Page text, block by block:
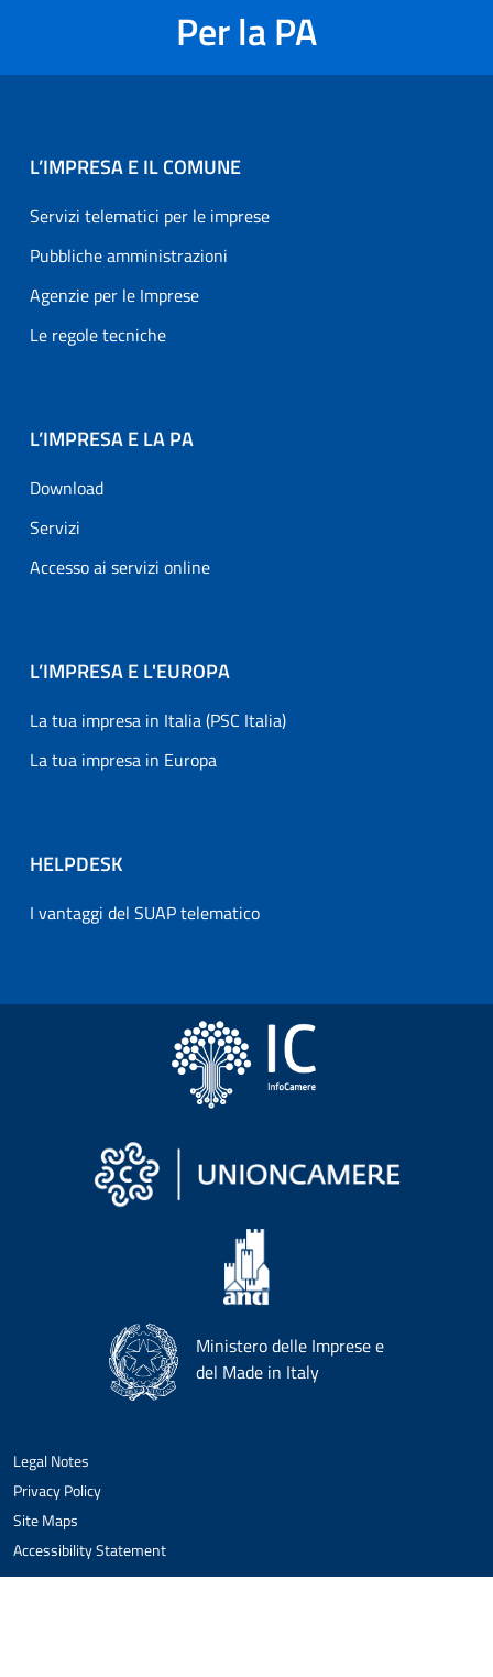
Per la PA
L’IMPRESA E IL COMUNE
Servizi telematici per le imprese
Pubbliche amministrazioni
Agenzie per le Imprese
Le regole tecniche
L’IMPRESA E LA PA
Download
Servizi
Accesso ai servizi online
L’IMPRESA E L'EUROPA
La tua impresa in Italia (PSC Italia)
La tua impresa in Europa
HELPDESK
I vantaggi del SUAP telematico
Ministero delle Imprese e
del Made in Italy
Legal Notes
Privacy Policy
Site Maps
Accessibility Statement